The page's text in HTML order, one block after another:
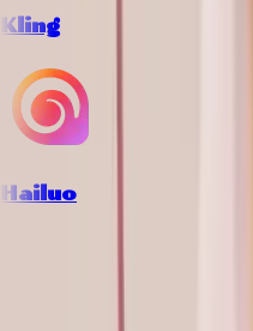
Kling
Hailuo